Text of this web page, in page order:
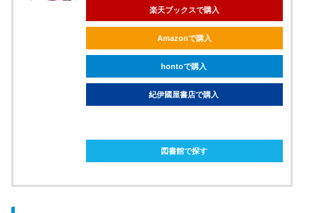
楽天ブックスで購入
Amazonで購入
hontoで購入
紀伊國屋書店で購入
図書館で探す